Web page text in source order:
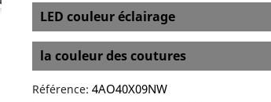
LED couleur éclairage
la couleur des coutures
Référence: 4AO40X09NW